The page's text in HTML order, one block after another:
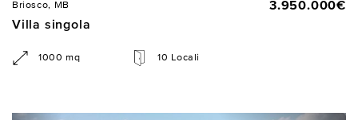
Briosco, MB
3.950.000€
Villa singola
1000 mq 10 Locali